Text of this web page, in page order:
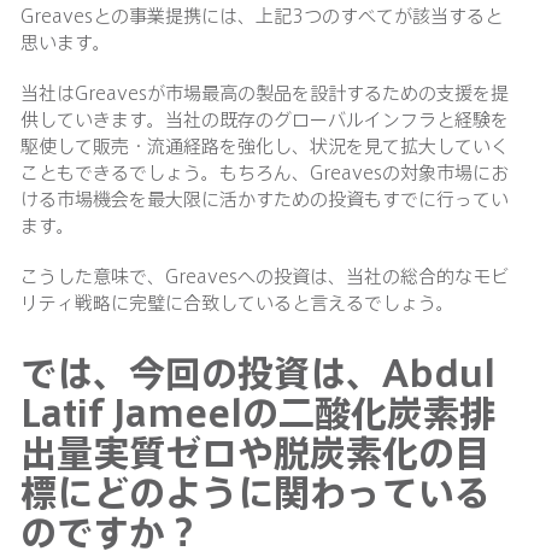
Greavesとの事業提携には、上記3つのすべてが該当すると
思います。
当社はGreavesが市場最高の製品を設計するための支援を提
供していきます。当社の既存のグローバルインフラと経験を
駆使して販売・流通経路を強化し、状況を見て拡大していく
こともできるでしょう。もちろん、Greavesの対象市場にお
ける市場機会を最大限に活かすための投資もすでに行ってい
ます。
こうした意味で、Greavesへの投資は、当社の総合的なモビ
リティ戦略に完璧に合致していると言えるでしょう。
では、今回の投資は、Abdul
Latif Jameelの二酸化炭素排
出量実質ゼロや脱炭素化の目
標にどのように関わっている
のですか？